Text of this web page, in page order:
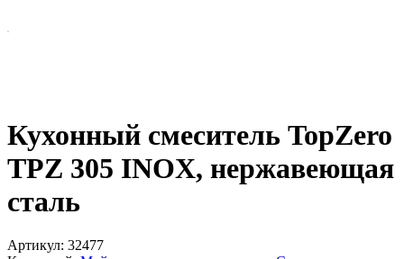
Кухонный смеситель TopZero
TPZ 305 INOX, нержавеющая
сталь
Артикул: 32477